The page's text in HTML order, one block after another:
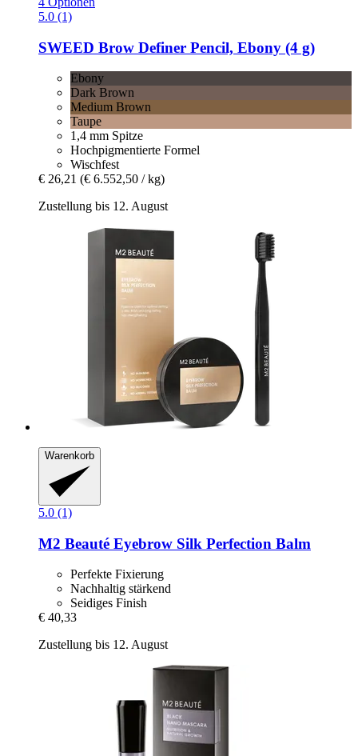
5.0 (1)
SWEED Brow Definer Pencil, Ebony (4 g)
Ebony
Dark Brown
Medium Brown
Taupe
1,4 mm Spitze
Hochpigmentierte Formel
Wischfest
€ 26,21 (€ 6.552,50 / kg)
Zustellung bis 12. August
Warenkorb
5.0 (1)
M2 Beauté Eyebrow Silk Perfection Balm
Perfekte Fixierung
Nachhaltig stärkend
Seidiges Finish
€ 40,33
Zustellung bis 12. August